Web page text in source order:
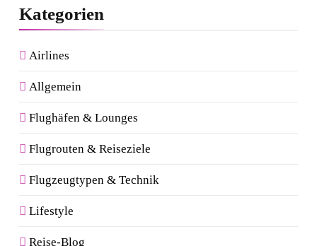
Kategorien
Airlines
Allgemein
Flughäfen & Lounges
Flugrouten & Reiseziele
Flugzeugtypen & Technik
Lifestyle
Reise-Blog